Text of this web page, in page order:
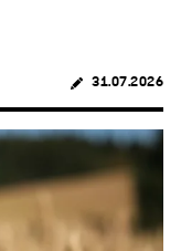
31.07.2026